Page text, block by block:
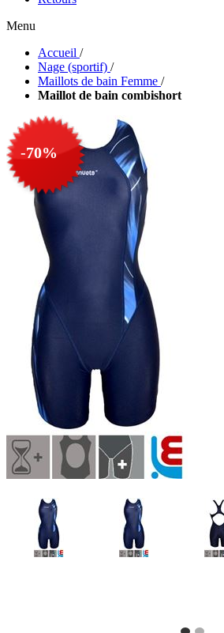
Menu
Accueil /
Nage (sportif) /
Maillots de bain Femme /
Maillot de bain combishort
-70%